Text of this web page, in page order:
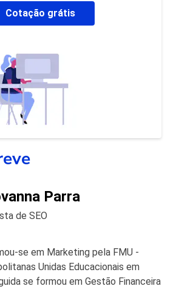
Cotação grátis
Parra
de SEO
se em Marketing pela FMU -
Unidas Educacionais em
se formou em Gestão Financeira